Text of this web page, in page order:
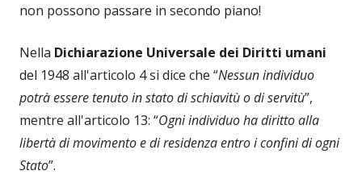
non possono passare in secondo piano!
Nella Dichiarazione Universale dei Diritti umani
del 1948 all'articolo 4 si dice che “Nessun individuo
potrà essere tenuto in stato di schiavitù o di servitù”,
mentre all'articolo 13: “Ogni individuo ha diritto alla
libertà di movimento e di residenza entro i confini di ogni
Stato”.